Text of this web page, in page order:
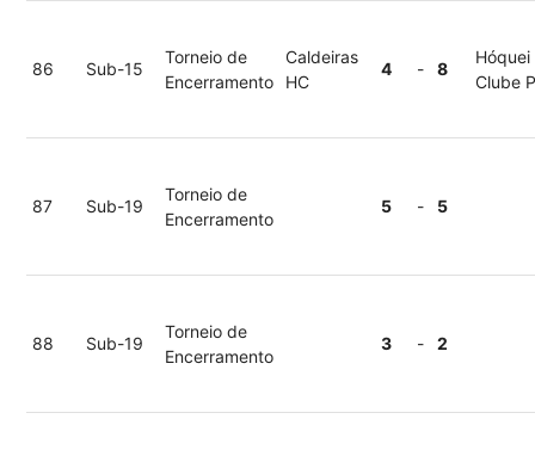
86 Sub-15
Torneio de
Encerramento
Caldeiras
HC
4 - 8
Hóquei
Clube
87 Sub-19
Torneio de
Encerramento
5 - 5
88 Sub-19
Torneio de
Encerramento
3 - 2